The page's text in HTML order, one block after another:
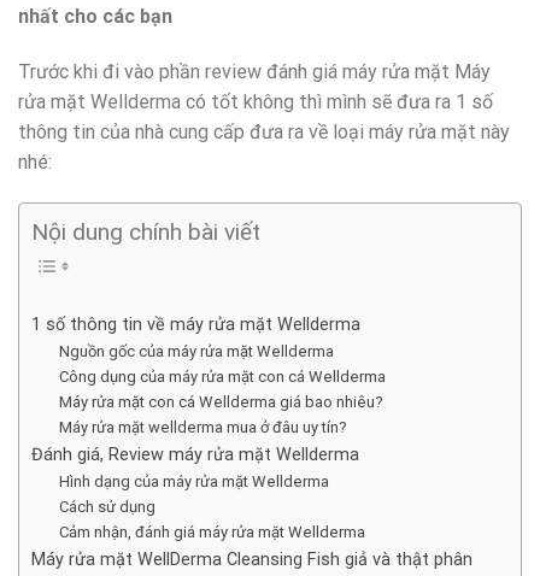
nhất cho các bạn
Trước khi đi vào phần review đánh giá máy rửa mặt Máy
rửa mặt Wellderma có tốt không thì mình sẽ đưa ra 1 số
thông tin của nhà cung cấp đưa ra về loại máy rửa mặt này
nhé:
Nội dung chính bài viết
1 số thông tin về máy rửa mặt Wellderma
Nguồn gốc của máy rửa mặt Wellderma
Công dụng của máy rửa mặt con cá Wellderma
Máy rửa mặt con cá Wellderma giá bao nhiêu?
Máy rửa mặt wellderma mua ở đâu uy tín?
Đánh giá, Review máy rửa mặt Wellderma
Hình dạng của máy rửa mặt Wellderma
Cách sử dụng
Cảm nhận, đánh giá máy rửa mặt Wellderma
Máy rửa mặt WellDerma Cleansing Fish giả và thật phân